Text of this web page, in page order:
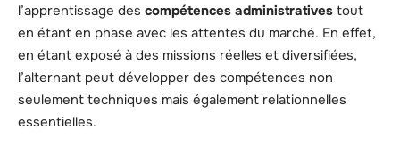
l’apprentissage des compétences administratives tout
en étant en phase avec les attentes du marché. En effet,
en étant exposé à des missions réelles et diversifiées,
l’alternant peut développer des compétences non
seulement techniques mais également relationnelles
essentielles.